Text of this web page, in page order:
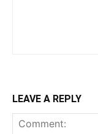
LEAVE A REPLY